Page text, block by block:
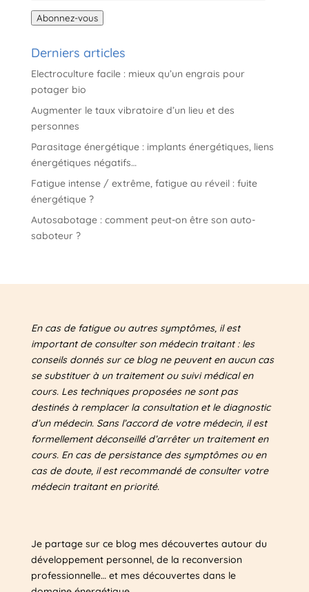
e-
mail
Abonnez-vous
Derniers articles
Electroculture facile : mieux qu’un engrais pour
potager bio
Augmenter le taux vibratoire d’un lieu et des
personnes
Parasitage énergétique : implants énergétiques, liens
énergétiques négatifs…
Fatigue intense / extrême, fatigue au réveil : fuite
énergétique ?
Autosabotage : comment peut-on être son auto-
saboteur ?
En cas de fatigue ou autres symptômes, il est
important de consulter son médecin traitant : les
conseils donnés sur ce blog ne peuvent en aucun cas
se substituer à un traitement ou suivi médical en
cours. Les techniques proposées ne sont pas
destinés à remplacer la consultation et le diagnostic
d’un médecin. Sans l’accord de votre médecin, il est
formellement déconseillé d’arrêter un traitement en
cours. En cas de persistance des symptômes ou en
cas de doute, il est recommandé de consulter votre
médecin traitant en priorité.
Je partage sur ce blog mes découvertes autour du
développement personnel, de la reconversion
professionnelle… et mes découvertes dans le